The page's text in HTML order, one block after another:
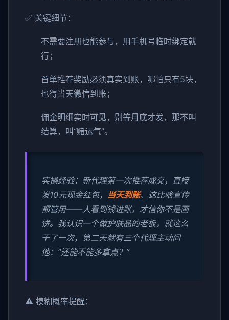
✅ 关键细节：
不需要注册也能参与，用手机号临时绑定就
行；
首单推荐奖励必须真实到账，哪怕只有5块，
也得当天微信到账；
佣金明细实时可见，别等月底才发，那不叫
结算，叫“赌运气”。
实操经验：新代理第一次推荐成交，直接
发10元现金红包， 当天到账。这比啥宣传
都管用——人看到钱进账，才信你不是画
饼。我认识一个做护肤品的老板，就这么
干了一次，第二天就有三个代理主动问
他：“还能不能多拿点？”
⚠️ 模糊概率提醒：